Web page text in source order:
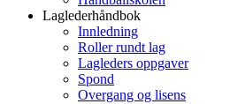
Laglederhåndbok
Innledning
Roller rundt lag
Lagleders oppgaver
Spond
Overgang og lisens